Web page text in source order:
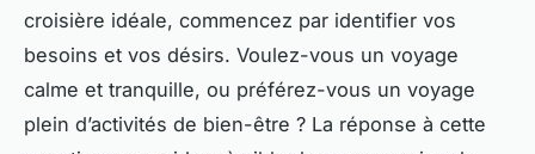
croisière idéale, commencez par identifier vos
besoins et vos désirs. Voulez-vous un voyage
calme et tranquille, ou préférez-vous un voyage
plein d’activités de bien-être ? La réponse à cette